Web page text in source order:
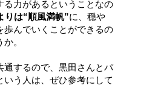
る力があるということなの
りは“順風満帆”に、穏や
歩んでいくことができるの
。
通するので、黒田さんとパ
いう人は、ぜひ参考にして